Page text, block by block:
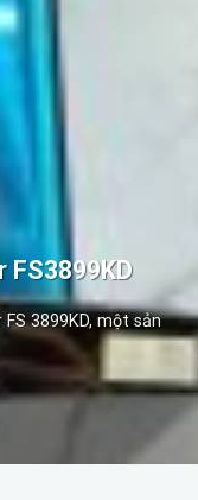
3899KD, một sản